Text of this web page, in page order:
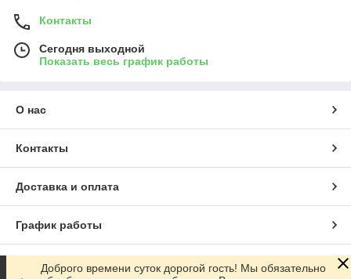
Контакты
Сегодня выходной
Показать весь график работы
О нас
Контакты
Доставка и оплата
График работы
Полная версия сайта
Доброго времени суток дорогой гость! Мы обязательно